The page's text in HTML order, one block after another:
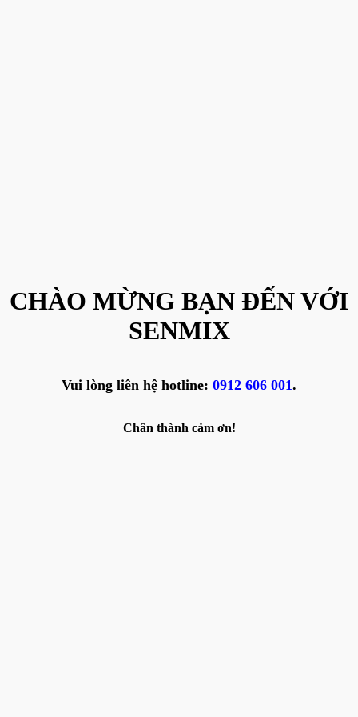
CHÀO MỪNG BẠN ĐẾN VỚI
SENMIX
Vui lòng liên hệ hotline: 0912 606 001.
Chân thành cảm ơn!